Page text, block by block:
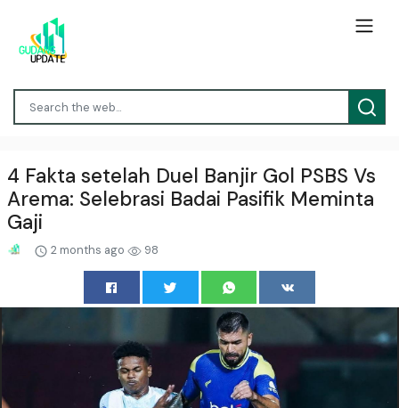
4 Fakta setelah Duel Banjir Gol PSBS Vs
Arema: Selebrasi Badai Pasifik Meminta
Gaji
2 months ago 98